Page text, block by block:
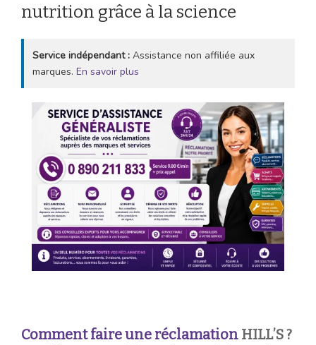
nutrition grâce à la science
Service indépendant : Assistance non affiliée aux
marques. En savoir plus
Comment faire une réclamation HILL’S ?